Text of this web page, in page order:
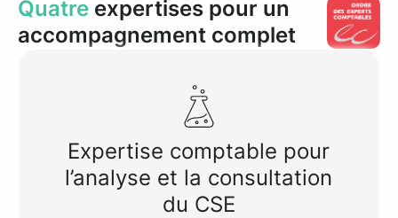
Quatre expertises pour un
accompagnement complet
Expertise comptable pour
l’analyse et la consultation
du CSE